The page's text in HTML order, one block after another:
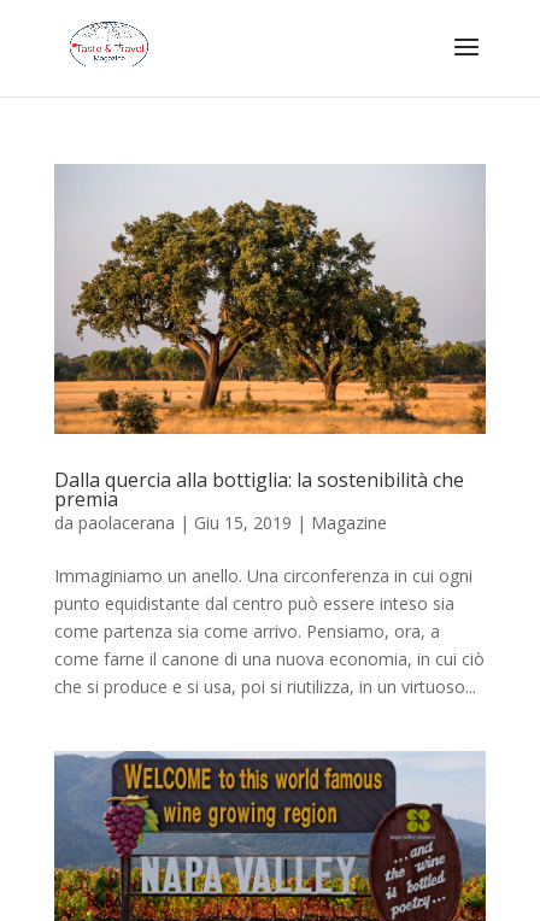
Dalla quercia alla bottiglia: la sostenibilità che
premia
da paolacerana | Giu 15, 2019 | Magazine
Immaginiamo un anello. Una circonferenza in cui ogni
punto equidistante dal centro può essere inteso sia
come partenza sia come arrivo. Pensiamo, ora, a
come farne il canone di una nuova economia, in cui ciò
che si produce e si usa, poi si riutilizza, in un virtuoso...